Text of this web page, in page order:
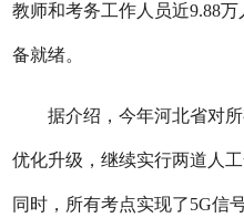
教师和考务工作人员近9.88
备就绪。
据介绍，今年河北省对所
优化升级，继续实行两道人
同时，所有考点实现了5G信